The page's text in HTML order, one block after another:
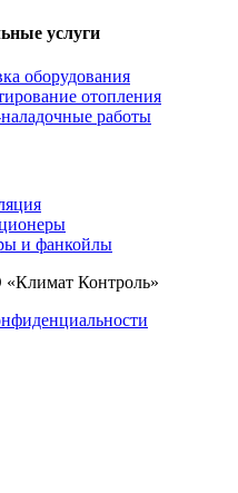
услуги
оборудования
отопления
работы
и фанкойлы
Контроль»